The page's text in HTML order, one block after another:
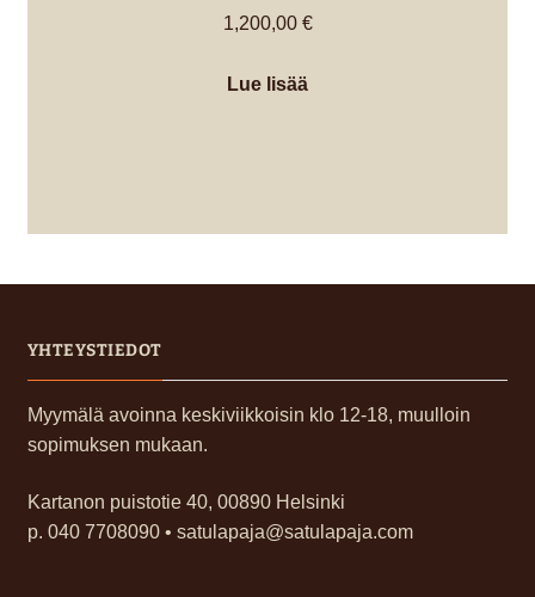
1,200,00 €
Lue lisää
YHTEYSTIEDOT
Myymälä avoinna keskiviikkoisin klo 12-18, muulloin
sopimuksen mukaan.
Kartanon puistotie 40, 00890 Helsinki
p. 040 7708090 • satulapaja@satulapaja.com